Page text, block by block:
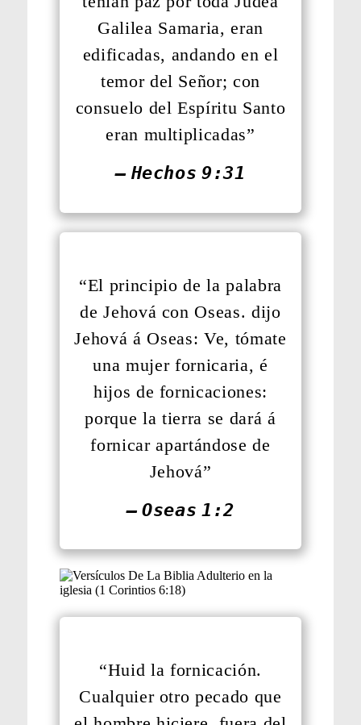
Galilea Samaria, eran
edificadas, andando en el
temor del Señor; con
consuelo del Espíritu Santo
eran multiplicadas”
— Hechos 9:31
“El principio de la palabra
de Jehová con Oseas. dijo
Jehová á Oseas: Ve, tómate
una mujer fornicaria, é
hijos de fornicaciones:
porque la tierra se dará á
fornicar apartándose de
Jehová”
— Oseas 1:2
“Huid la fornicación.
Cualquier otro pecado que